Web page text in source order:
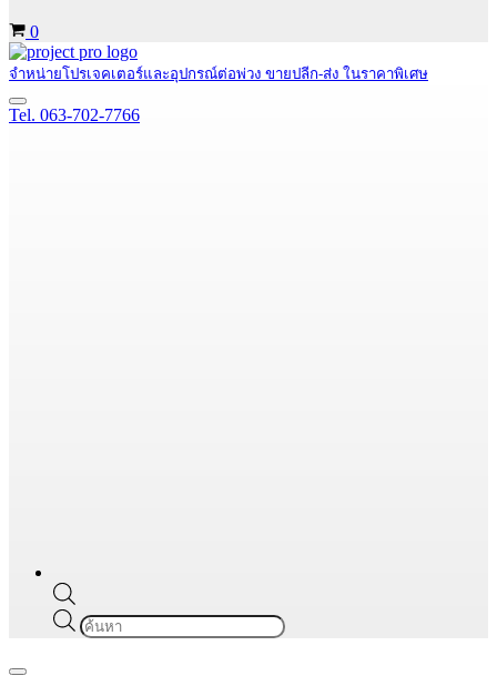
Cart
0
จำหน่ายโปรเจคเตอร์และอุปกรณ์ต่อพ่วง ขายปลีก-ส่ง ในราคาพิเศษ
Navigation
Menu
Tel. 063-702-7766
Products
search
Navigation